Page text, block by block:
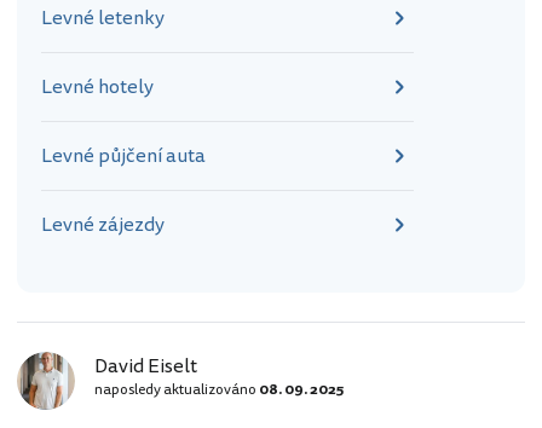
Levné letenky
Levné hotely
Levné půjčení auta
Levné zájezdy
David Eiselt
naposledy aktualizováno 08. 09. 2025